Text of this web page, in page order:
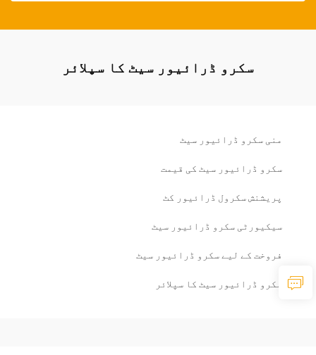
سکرو ڈرائیور سیٹ کا سپلائر
منی سکرو ڈرائیور سیٹ
سکرو ڈرائیور سیٹ کی قیمت
پریشنش سکرول ڈرائیور کٹ
سیکیورٹی سکرو ڈرائیور سیٹ
فروخت کے لیے سکرو ڈرائیور سیٹ
سکرو ڈرائیور سیٹ کا سپلائر